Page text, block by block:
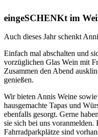
eingeSCHENKt im
Auch dieses Jahr schenkt
Einfach mal abschalten und
vorzüglichen Glas Wein mit
Zusammen den Abend
genießen.
Wir bieten Annis Weine
hausgemachte Tapas und
ebenfalls gesorgt. Gerne
sie sich bei uns voranmelden.
Fahrradparkplätze sind